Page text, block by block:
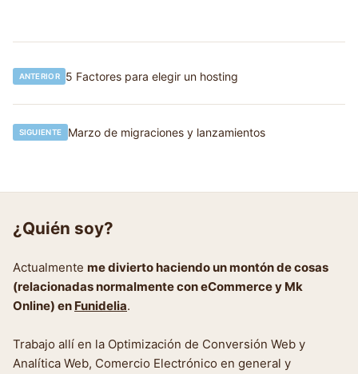
Navegación
entradas
ANTERIOR 5 Factores para elegir un hosting
SIGUIENTE Marzo de migraciones y lanzamientos
¿Quién soy?
Actualmente me divierto haciendo un montón de cosas
(relacionadas normalmente con eCommerce y Mk
Online) en Funidelia.
Trabajo allí en la Optimización de Conversión Web y
Analítica Web, Comercio Electrónico en general y